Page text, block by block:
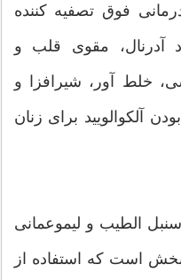
فوق تصفیه کننده
آدرنال، مقوی قلب و
خلط آور، شیرافزا و
آلکوالویید برای زنان
الطیب و لیموعمانی
است که استفاده از